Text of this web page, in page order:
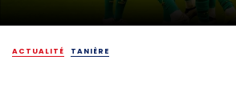
ACTUALITÉ TANIÈRE